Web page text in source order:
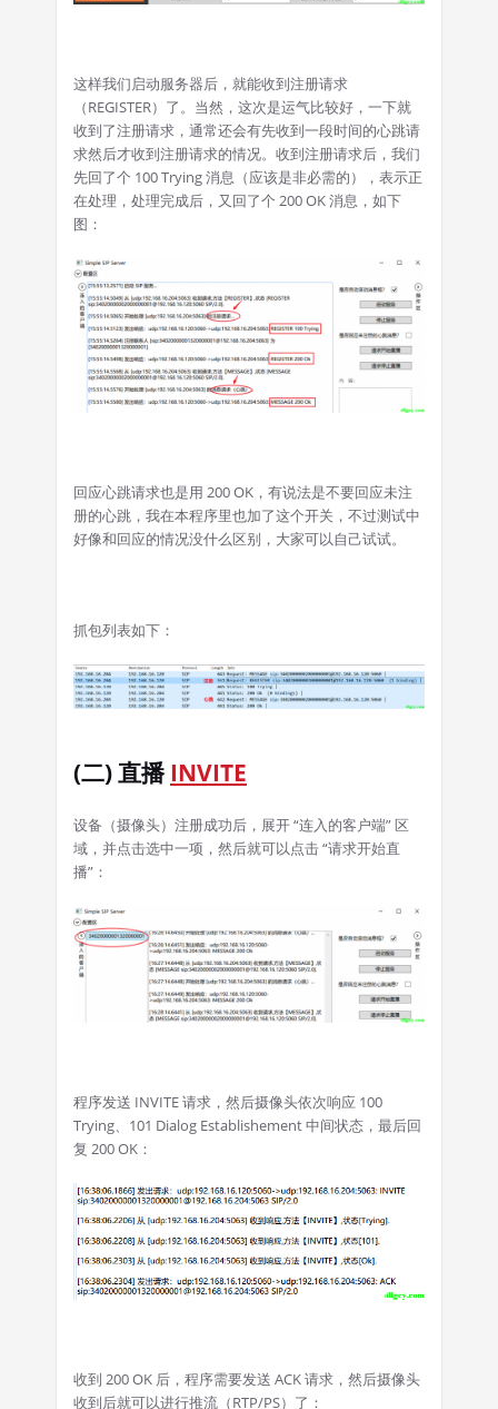
这样我们启动服务器后，就能收到注册请求
（REGISTER）了。当然，这次是运气比较好，一下就
收到了注册请求，通常还会有先收到一段时间的心跳请
求然后才收到注册请求的情况。收到注册请求后，我们
先回了个 100 Trying 消息（应该是非必需的），表示正
在处理，处理完成后，又回了个 200 OK 消息，如下
图：
回应心跳请求也是用 200 OK，有说法是不要回应未注
册的心跳，我在本程序里也加了这个开关，不过测试中
好像和回应的情况没什么区别，大家可以自己试试。
抓包列表如下：
(二) 直播INVITE
设备（摄像头）注册成功后，展开 “连入的客户端” 区
域，并点击选中一项，然后就可以点击 “请求开始直
播”：
程序发送 INVITE 请求，然后摄像头依次响应 100
Trying、101 Dialog Establishement 中间状态，最后回
复 200 OK：
收到 200 OK 后，程序需要发送 ACK 请求，然后摄像头
收到后就可以进行推流（RTP/PS）了：